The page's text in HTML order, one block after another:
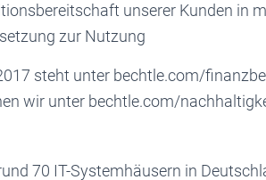
unserer Kunden in
zur Nutzung
steht unter bechtle.com/
wir unter bechtle.com/
70 IT-Systemhäusern in